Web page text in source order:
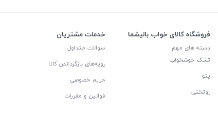
فروشگاه کالای خواب بالیشما
دسته های مهم
تشک خوشخواب
پتو
روتختی
خدمات مشتریان
سوالات متداول
رویه‌های بازگرداندن کالا
حریم خصوصی
قوانین و مقررات